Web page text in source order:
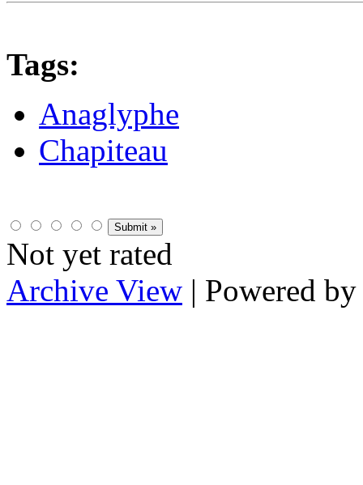
Tags:
Anaglyphe
Chapiteau
Not yet rated
Archive View | Powered